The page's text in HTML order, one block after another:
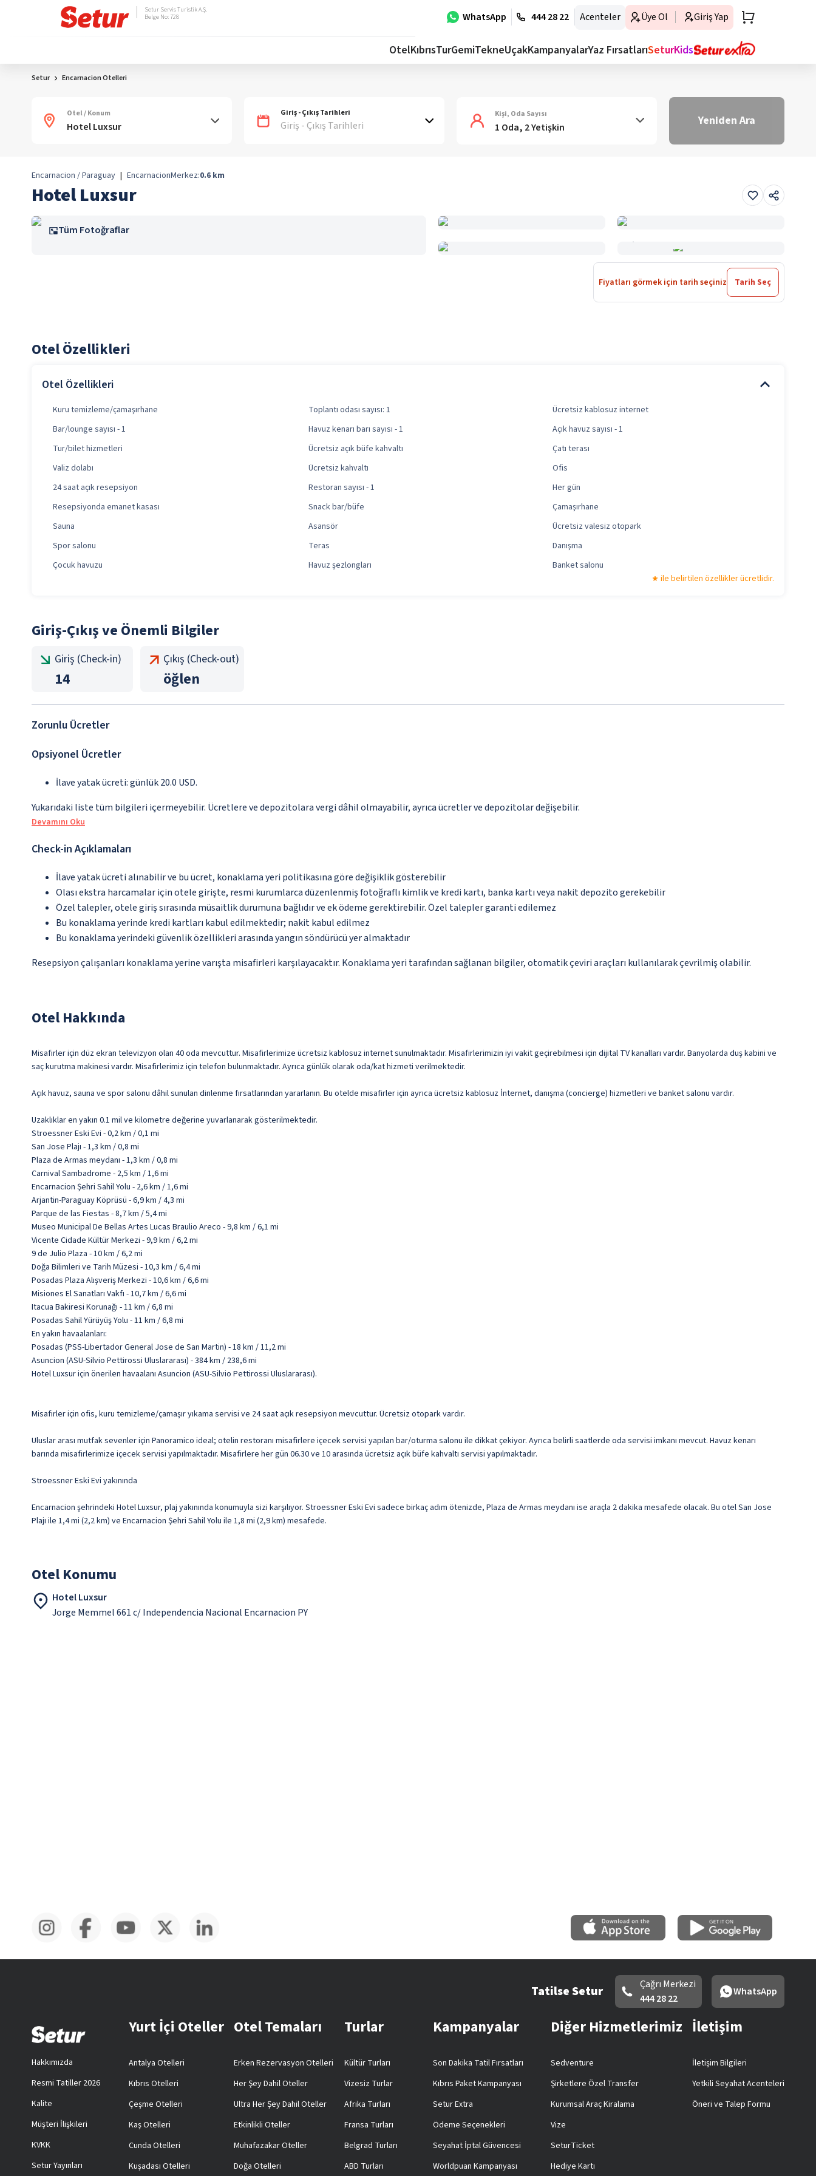
WhatsApp 444 28 22 Acenteler Üye Ol Giriş Yap
Setur Servis Turistik A.Ş.
Belge No: 728
OtelKıbrısTurGemiTekneUçakKampanyalarYaz FırsatlarıSeturKids
Setur Encarnacion Otelleri
Otel / Konum Giriş - Çıkış Tarihleri
Giriş - Çıkış Tarihleri
Kişi, Oda Sayısı
1 Oda, 2 Yetişkin Yeniden Ara
Encarnacion / Paraguay | EncarnacionMerkez:0.6 km
Hotel Luxsur
Tüm Fotoğraflar
Fiyatları görmek için tarih seçiniz Tarih Seç
Otel Özellikleri
Otel Özellikleri
Kuru temizleme/çamaşırhane Toplantı odası sayısı: 1
Ücretsiz kablosuz internet
Bar/lounge sayısı - 1
Havuz kenarı barı sayısı - 1
Açık havuz sayısı - 1
Tur/bilet hizmetleri
Ücretsiz açık büfe kahvaltı
Çatı terası
Valiz dolabı
Ücretsiz kahvaltı
Ofis
24 saat açık resepsiyon
Restoran sayısı - 1
Her gün
Resepsiyonda emanet kasası
Snack bar/büfe
Çamaşırhane
Sauna
Asansör
Ücretsiz valesiz otopark
Spor salonu
Teras
Danışma
Çocuk havuzu
Havuz şezlongları
Banket salonu
ile belirtilen özellikler ücretlidir.
Giriş-Çıkış ve Önemli Bilgiler
Giriş (Check-in)
14
Çıkış (Check-out)
öğlen
Zorunlu Ücretler
Opsiyonel Ücretler
İlave yatak ücreti: günlük 20.0 USD.
Yukarıdaki liste tüm bilgileri içermeyebilir. Ücretlere ve depozitolara vergi dâhil olmayabilir, ayrıca ücretler ve depozitolar değişebilir.
Devamını Oku
Check-in Açıklamaları
İlave yatak ücreti alınabilir ve bu ücret, konaklama yeri politikasına göre değişiklik gösterebilir
Olası ekstra harcamalar için otele girişte, resmi kurumlarca düzenlenmiş fotoğraflı kimlik ve kredi kartı, banka kartı veya nakit depozito gerekebilir
Özel talepler, otele giriş sırasında müsaitlik durumuna bağlıdır ve ek ödeme gerektirebilir. Özel talepler garanti edilemez
Bu konaklama yerinde kredi kartları kabul edilmektedir; nakit kabul edilmez
Bu konaklama yerindeki güvenlik özellikleri arasında yangın söndürücü yer almaktadır
Resepsiyon çalışanları konaklama yerine varışta misafirleri karşılayacaktır. Konaklama yeri tarafından sağlanan bilgiler, otomatik çeviri araçları kullanılarak çevrilmiş olabilir.
Otel Hakkında
Misafirler için düz ekran televizyon olan 40 oda mevcuttur. Misafirlerimize ücretsiz kablosuz internet sunulmaktadır. Misafirlerimizin iyi vakit geçirebilmesi için dijital TV kanalları vardır. Banyolarda duş kabini ve
saç kurutma makinesi vardır. Misafirlerimiz için telefon bulunmaktadır. Ayrıca günlük olarak oda/kat hizmeti verilmektedir.
Açık havuz, sauna ve spor salonu dâhil sunulan dinlenme fırsatlarından yararlanın. Bu otelde misafirler için ayrıca ücretsiz kablosuz İnternet, danışma (concierge) hizmetleri ve banket salonu vardır.
Uzaklıklar en yakın 0.1 mil ve kilometre değerine yuvarlanarak gösterilmektedir.
Stroessner Eski Evi - 0,2 km / 0,1 mi
San Jose Plajı - 1,3 km / 0,8 mi
Plaza de Armas meydanı - 1,3 km / 0,8 mi
Carnival Sambadrome - 2,5 km / 1,6 mi
Encarnacion Şehri Sahil Yolu - 2,6 km / 1,6 mi
Arjantin-Paraguay Köprüsü - 6,9 km / 4,3 mi
Parque de las Fiestas - 8,7 km / 5,4 mi
Museo Municipal De Bellas Artes Lucas Braulio Areco - 9,8 km / 6,1 mi
Vicente Cidade Kültür Merkezi - 9,9 km / 6,2 mi
9 de Julio Plaza - 10 km / 6,2 mi
Doğa Bilimleri ve Tarih Müzesi - 10,3 km / 6,4 mi
Posadas Plaza Alışveriş Merkezi - 10,6 km / 6,6 mi
Misiones El Sanatları Vakfı - 10,7 km / 6,6 mi
Itacua Bakiresi Korunağı - 11 km / 6,8 mi
Posadas Sahil Yürüyüş Yolu - 11 km / 6,8 mi
En yakın havaalanları:
Posadas (PSS-Libertador General Jose de San Martin) - 18 km / 11,2 mi
Asuncion (ASU-Silvio Pettirossi Uluslararası) - 384 km / 238,6 mi
Hotel Luxsur için önerilen havaalanı Asuncion (ASU-Silvio Pettirossi Uluslararası).
Misafirler için ofis, kuru temizleme/çamaşır yıkama servisi ve 24 saat açık resepsiyon mevcuttur. Ücretsiz otopark vardır.
Uluslar arası mutfak sevenler için Panoramico ideal; otelin restoranı misafirlere içecek servisi yapılan bar/oturma salonu ile dikkat çekiyor. Ayrıca belirli saatlerde oda servisi imkanı mevcut. Havuz kenarı
barında misafirlerimize içecek servisi yapılmaktadır. Misafirlere her gün 06.30 ve 10 arasında ücretsiz açık büfe kahvaltı servisi yapılmaktadır.
Stroessner Eski Evi yakınında
Encarnacion şehrindeki Hotel Luxsur, plaj yakınında konumuyla sizi karşılıyor. Stroessner Eski Evi sadece birkaç adım ötenizde, Plaza de Armas meydanı ise araçla 2 dakika mesafede olacak. Bu otel San Jose
Plajı ile 1,4 mi (2,2 km) ve Encarnacion Şehri Sahil Yolu ile 1,8 mi (2,9 km) mesafede.
Otel Konumu
Hotel Luxsur
Jorge Memmel 661 c/ Independencia Nacional Encarnacion PY
Tatilse Setur
Çağrı Merkezi
444 28 22
WhatsApp
Hakkımızda
Resmi Tatiller 2026
Kalite
Müşteri İlişkileri
KVKK
Setur Yayınları
Yurt İçi Oteller
Antalya Otelleri
Kıbrıs Otelleri
Çeşme Otelleri
Kaş Otelleri
Cunda Otelleri
Kuşadası Otelleri
Otel Temaları
Erken Rezervasyon Otelleri
Her Şey Dahil Oteller
Ultra Her Şey Dahil Oteller
Etkinlikli Oteller
Muhafazakar Oteller
Doğa Otelleri
Turlar
Kültür Turları
Vizesiz Turlar
Afrika Turları
Fransa Turları
Belgrad Turları
ABD Turları
Kampanyalar
Son Dakika Tatil Fırsatları
Kıbrıs Paket Kampanyası
Setur Extra
Ödeme Seçenekleri
Seyahat İptal Güvencesi
Worldpuan Kampanyası
Diğer Hizmetlerimiz
Sedventure
Şirketlere Özel Transfer
Kurumsal Araç Kiralama
Vize
SeturTicket
Hediye Kartı
İletişim
İletişim Bilgileri
Yetkili Seyahat Acenteleri
Öneri ve Talep Formu